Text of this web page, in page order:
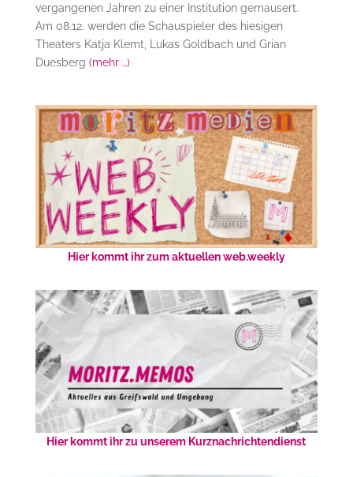
vergangenen Jahren zu einer Institution gemausert.
Am 08.12. werden die Schauspieler des hiesigen
Theaters Katja Klemt, Lukas Goldbach und Grian
Duesberg (mehr …)
Hier kommt ihr zum aktuellen web.weekly
Hier kommt ihr zu unserem Kurznachrichtendienst